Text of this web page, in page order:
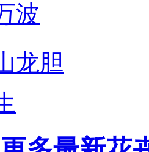
波
龙胆